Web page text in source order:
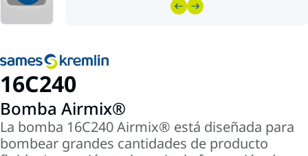
16C240
Bomba Airmix®
La bomba 16C240 Airmix® está diseñada para
bombear grandes cantidades de producto